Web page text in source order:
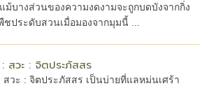
ม้บางส่วนของความงดงามจะถูกบดบังจากกิ่ง
ชประดับสวนเมื่อมองจากมุมนี้ ...
สวะ : จิตประภัสสร
สวะ : จิตประภัสสร เป็นบ่ายที่แลหม่นเศร้า